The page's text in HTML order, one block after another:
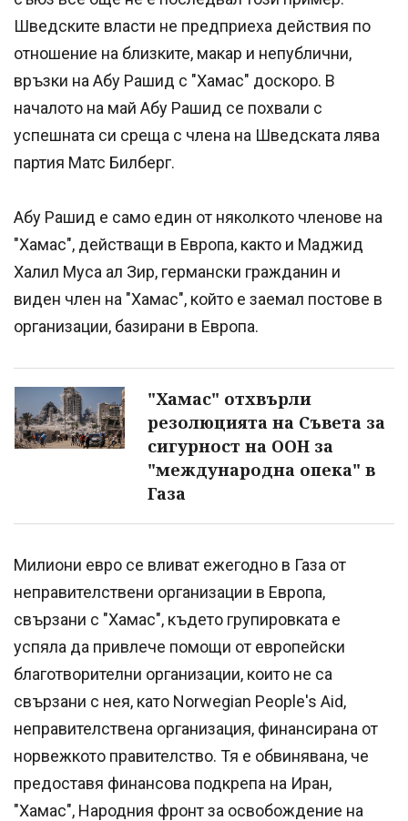
Шведските власти не предприеха действия по
отношение на близките, макар и непублични,
връзки на Абу Рашид с "Хамас" доскоро. В
началото на май Абу Рашид се похвали с
успешната си среща с члена на Шведската лява
партия Матс Билберг.
Абу Рашид е само един от няколкото членове на
"Хамас", действащи в Европа, както и Маджид
Халил Муса ал Зир, германски гражданин и
виден член на "Хамас", който е заемал постове в
организации, базирани в Европа.
"Хамас" отхвърли
резолюцията на Съвета за
сигурност на ООН за
"международна опека" в
Газа
Милиони евро се вливат ежегодно в Газа от
неправителствени организации в Европа,
свързани с "Хамас", където групировката е
успяла да привлече помощи от европейски
благотворителни организации, които не са
свързани с нея, като Norwegian People's Aid,
неправителствена организация, финансирана от
норвежкото правителство. Тя е обвинявана, че
предоставя финансова подкрепа на Иран,
"Хамас", Народния фронт за освобождение на